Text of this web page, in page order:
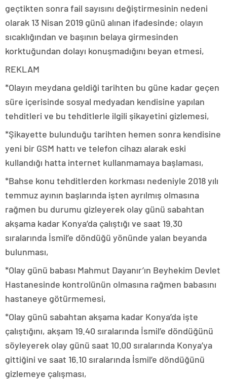
geçtikten sonra fail sayısını değiştirmesinin nedeni
olarak 13 Nisan 2019 günü alınan ifadesinde; olayın
sıcaklığından ve başının belaya girmesinden
korktuğundan dolayı konuşmadığını beyan etmesi,
REKLAM
*Olayın meydana geldiği tarihten bu güne kadar geçen
süre içerisinde sosyal medyadan kendisine yapılan
tehditleri ve bu tehditlerle ilgili şikayetini gizlemesi,
*Şikayette bulunduğu tarihten hemen sonra kendisine
yeni bir GSM hattı ve telefon cihazı alarak eski
kullandığı hatta internet kullanmamaya başlaması,
*Bahse konu tehditlerden korkması nedeniyle 2018 yılı
temmuz ayının başlarında işten ayrılmış olmasına
rağmen bu durumu gizleyerek olay günü sabahtan
akşama kadar Konya’da çalıştığı ve saat 19.30
sıralarında İsmil’e döndüğü yönünde yalan beyanda
bulunması,
*Olay günü babası Mahmut Dayanır’ın Beyhekim Devlet
Hastanesinde kontrolünün olmasına rağmen babasını
hastaneye götürmemesi,
*Olay günü sabahtan akşama kadar Konya’da işte
çalıştığını, akşam 19.40 sıralarında İsmil’e döndüğünü
söyleyerek olay günü saat 10.00 sıralarında Konya’ya
gittiğini ve saat 16.10 sıralarında İsmil’e döndüğünü
gizlemeye çalışması,